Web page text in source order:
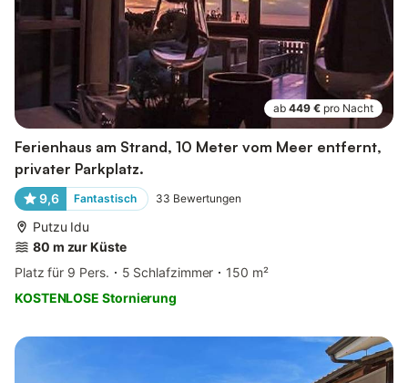
ab 449 € pro Nacht
Ferienhaus am Strand, 10 Meter vom Meer entfernt,
privater Parkplatz.
9,6 Fantastisch 33 Bewertungen
Putzu Idu
80 m zur Küste
Platz für 9 Pers.
5 Schlafzimmer
150 m²
KOSTENLOSE Stornierung